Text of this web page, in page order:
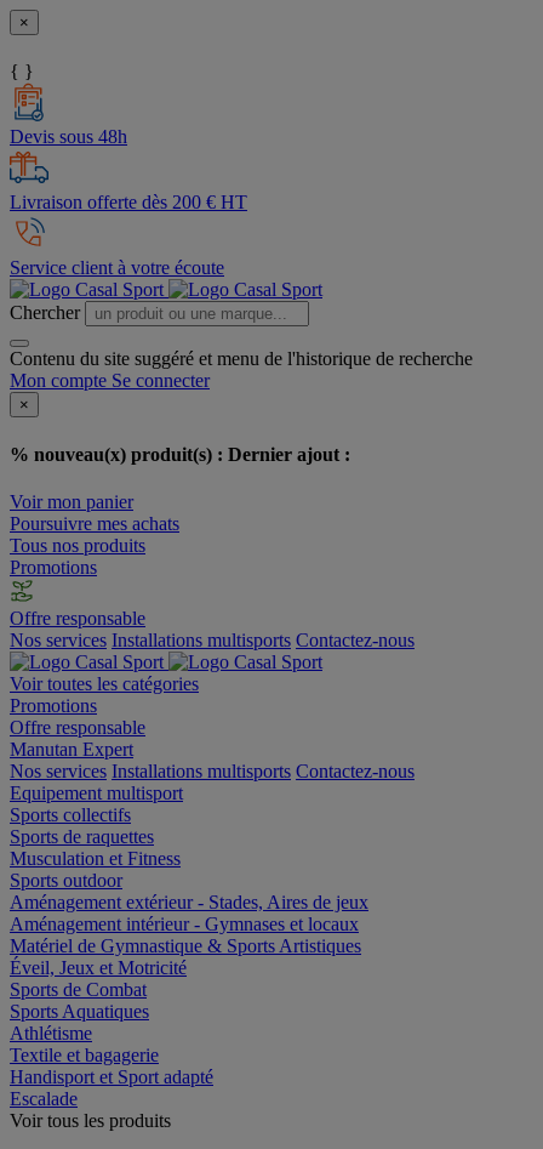
×
{ }
Devis sous 48h
Livraison offerte dès 200 € HT
Service client à votre écoute
Chercher
Contenu du site suggéré et menu de l'historique de recherche
Mon compte Se connecter
×
% nouveau(x) produit(s) : Dernier ajout :
Voir mon panier
Poursuivre mes achats
Tous nos produits
Promotions
Offre responsable
Nos services Installations multisports Contactez-nous
Voir toutes les catégories
Promotions
Offre responsable
Manutan Expert
Nos services Installations multisports Contactez-nous
Equipement multisport
Sports collectifs
Sports de raquettes
Musculation et Fitness
Sports outdoor
Aménagement extérieur - Stades, Aires de jeux
Aménagement intérieur - Gymnases et locaux
Matériel de Gymnastique & Sports Artistiques
Éveil, Jeux et Motricité
Sports de Combat
Sports Aquatiques
Athlétisme
Textile et bagagerie
Handisport et Sport adapté
Escalade
Voir tous les produits